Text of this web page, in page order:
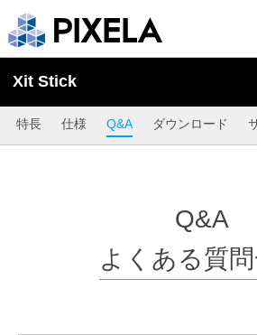
Xit Stick
特長 仕様 Q&A ダウンロード
Q&A
よくある質